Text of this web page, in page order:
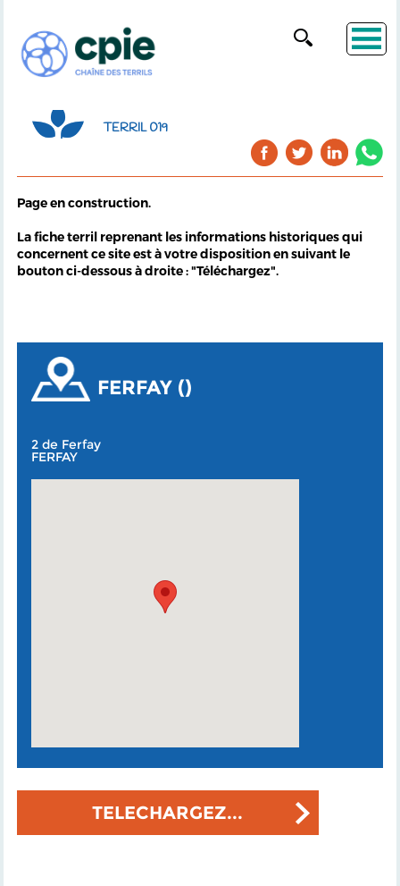
TERRIL 019
Page en construction.
La fiche terril reprenant les informations historiques qui
concernent ce site est à votre disposition en suivant le
bouton ci-dessous à droite : "Téléchargez".
FERFAY ()
2 de Ferfay
FERFAY
TELECHARGEZ...